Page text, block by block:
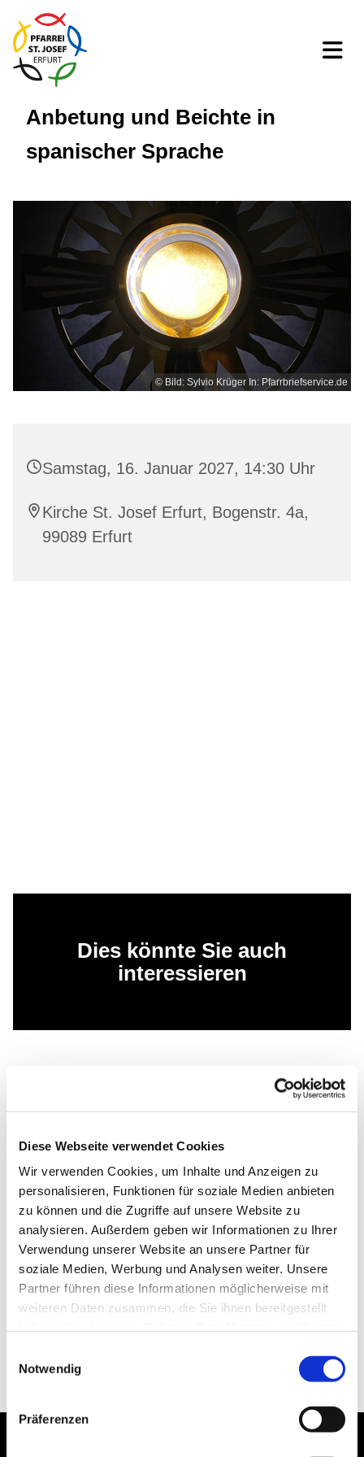
Diese Webseite verwendet Cookies
Wir verwenden Cookies, um Inhalte und Anzeigen zu
personalisieren, Funktionen für soziale Medien anbieten
zu können und die Zugriffe auf unsere Website zu
analysieren. Außerdem geben wir Informationen zu Ihrer
Verwendung unserer Website an unsere Partner für
soziale Medien, Werbung und Analysen weiter. Unsere
Partner führen diese Informationen möglicherweise mit
weiteren Daten zusammen, die Sie ihnen bereitgestellt
Notwendig
Präferenzen
Anbetung und Beichte in
spanischer Sprache
© Bild: Sylvio Krüger In: Pfarrbriefservice.de
Samstag, 16. Januar 2027, 14:30 Uhr
Kirche St. Josef Erfurt, Bogenstr. 4a,
99089 Erfurt
Dies könnte Sie auch
interessieren